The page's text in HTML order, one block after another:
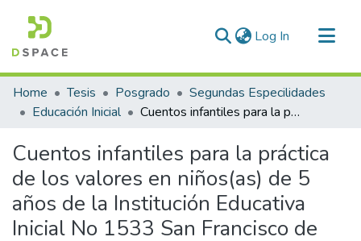
Log In (current)
Communities & Collections
All of DSpace
Home Tesis Posgrado
Segundas Especilidades
Educación Inicial
Cuentos infantiles para la práctica de los valores en niños(as) de 5 años de la Institución Educativa Inicial No 1533 San Francisco de Ayaviri, Puno-2023
Cuentos infantiles para la práctica
de los valores en niños(as) de 5
años de la Institución Educativa
Inicial No 1533 San Francisco de